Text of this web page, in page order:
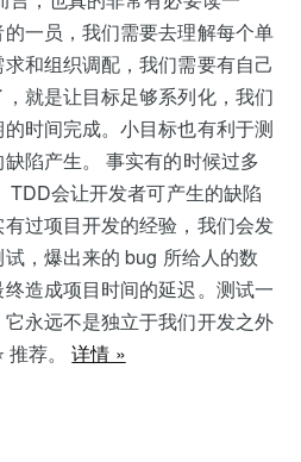
一员，我们需要去理解每个单
和组织调配，我们需要有自己
就是让目标足够系列化，我们
时间完成。小目标也有利于测
陷产生。 事实有的时候过多
TDD会让开发者可产生的缺陷
过项目开发的经验，我们会发
，爆出来的 bug 所给人的数
造成项目时间的延迟。测试一
永远不是独立于我们开发之外
推荐。详情 »